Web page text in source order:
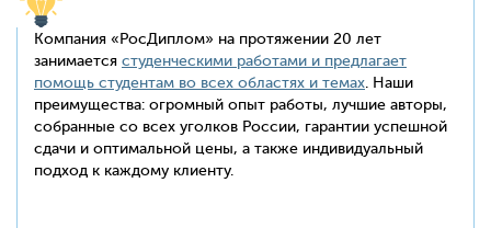
Компания «РосДиплом» на протяжении 20 лет
занимается студенческими работами и предлагает
помощь студентам во всех областях и темах. Наши
преимущества: огромный опыт работы, лучшие авторы,
собранные со всех уголков России, гарантии успешной
сдачи и оптимальной цены, а также индивидуальный
подход к каждому клиенту.